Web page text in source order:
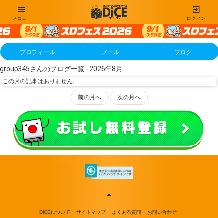
ログイン
メニュー
プロフィール メール ブログ
group345さんのブログ一覧 - 2026年8月
この月の記事はありません。
前の月へ 次の月へ
DiCEについて サイトマップ よくある質問 お問い合わせ